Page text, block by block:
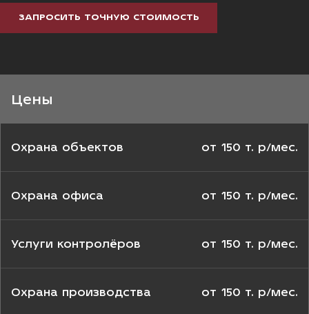
ЗАПРОСИТЬ ТОЧНУЮ СТОИМОСТЬ
Цены
Охрана объектов от 150 т. р/мес.
Охрана офиса от 150 т. р/мес.
Услуги контролёров от 150 т. р/мес.
Охрана производства от 150 т. р/мес.